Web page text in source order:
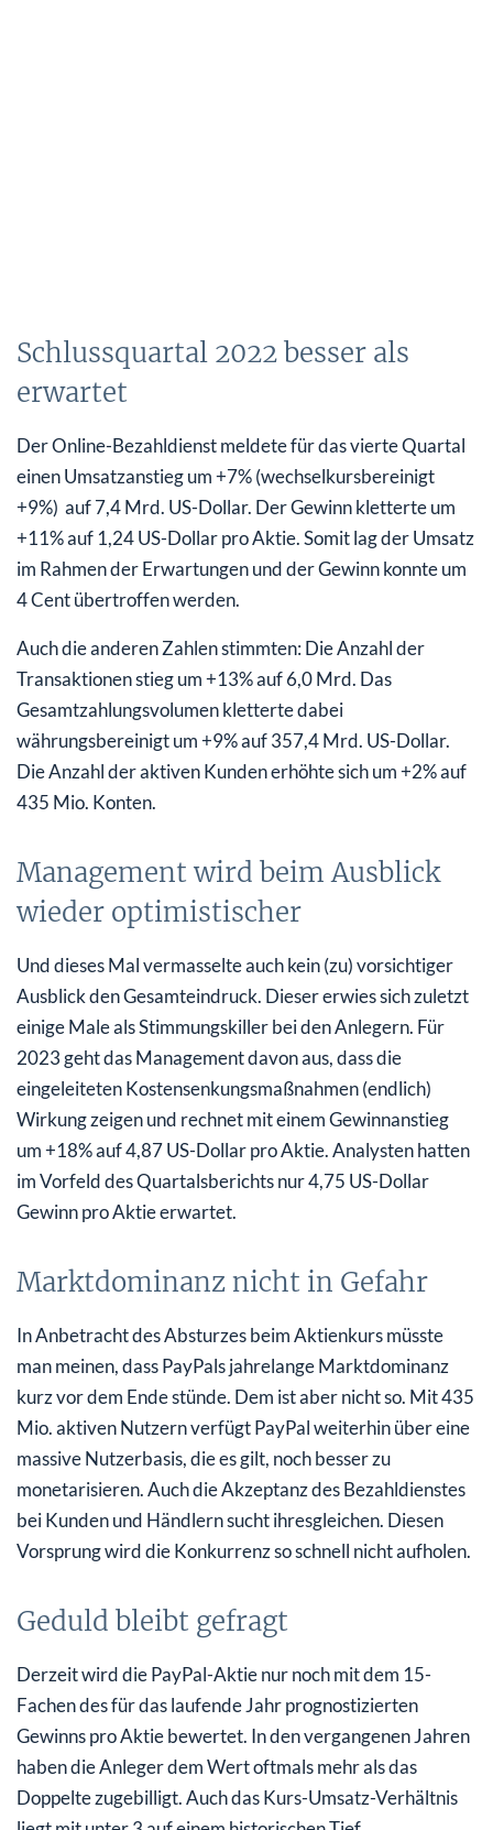
Schlussquartal 2022 besser als
erwartet
Der Online-Bezahldienst meldete für das vierte Quartal
einen Umsatzanstieg um +7% (wechselkursbereinigt
+9%) auf 7,4 Mrd. US-Dollar. Der Gewinn kletterte um
+11% auf 1,24 US-Dollar pro Aktie. Somit lag der Umsatz
im Rahmen der Erwartungen und der Gewinn konnte um
4 Cent übertroffen werden.
Auch die anderen Zahlen stimmten: Die Anzahl der
Transaktionen stieg um +13% auf 6,0 Mrd. Das
Gesamtzahlungsvolumen kletterte dabei
währungsbereinigt um +9% auf 357,4 Mrd. US-Dollar.
Die Anzahl der aktiven Kunden erhöhte sich um +2% auf
435 Mio. Konten.
Management wird beim Ausblick
wieder optimistischer
Und dieses Mal vermasselte auch kein (zu) vorsichtiger
Ausblick den Gesamteindruck. Dieser erwies sich zuletzt
einige Male als Stimmungskiller bei den Anlegern. Für
2023 geht das Management davon aus, dass die
eingeleiteten Kostensenkungsmaßnahmen (endlich)
Wirkung zeigen und rechnet mit einem Gewinnanstieg
um +18% auf 4,87 US-Dollar pro Aktie. Analysten hatten
im Vorfeld des Quartalsberichts nur 4,75 US-Dollar
Gewinn pro Aktie erwartet.
Marktdominanz nicht in Gefahr
In Anbetracht des Absturzes beim Aktienkurs müsste
man meinen, dass PayPals jahrelange Marktdominanz
kurz vor dem Ende stünde. Dem ist aber nicht so. Mit 435
Mio. aktiven Nutzern verfügt PayPal weiterhin über eine
massive Nutzerbasis, die es gilt, noch besser zu
monetarisieren. Auch die Akzeptanz des Bezahldienstes
bei Kunden und Händlern sucht ihresgleichen. Diesen
Vorsprung wird die Konkurrenz so schnell nicht aufholen.
Geduld bleibt gefragt
Derzeit wird die PayPal-Aktie nur noch mit dem 15-
Fachen des für das laufende Jahr prognostizierten
Gewinns pro Aktie bewertet. In den vergangenen Jahren
haben die Anleger dem Wert oftmals mehr als das
Doppelte zugebilligt. Auch das Kurs-Umsatz-Verhältnis